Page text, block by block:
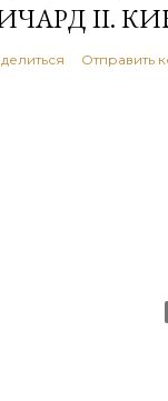
II.
Отправить